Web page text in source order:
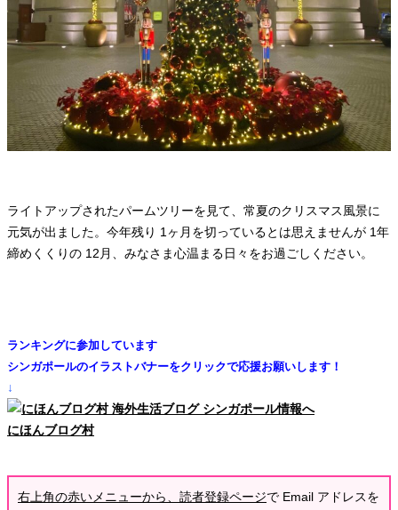
ライトアップされたパームツリーを見て、常夏のクリスマス風景に
元気が出ました。今年残り 1ヶ月を切っているとは思えませんが 1年
締めくくりの 12月、みなさま心温まる日々をお過ごしください。
ランキングに参加しています
シンガポールのイラストバナーをクリックで応援お願いします！
↓
にほんブログ村
右上角の赤いメニューから、読者登録ページで Email アドレスを